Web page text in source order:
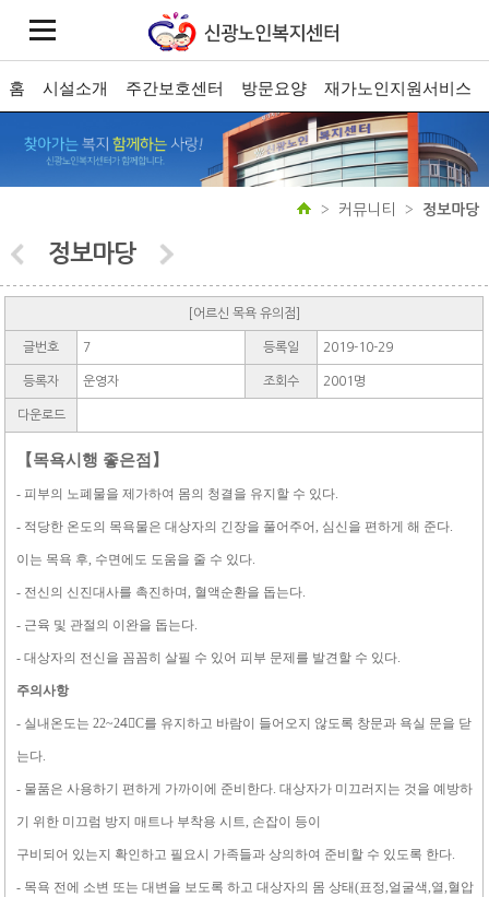
홈 시설소개 주간보호센터 방문요양 재가노인지원서비스
커뮤니티 정보마당
정보마당
[어르신 목욕 유의점]
글번호 7 등록일 2019-10-29
등록자 운영자 조회수 2001명
다운로드
【목욕시행 좋은점】
- 피부의 노폐물을 제가하여 몸의 청결을 유지할 수 있다.
- 적당한 온도의 목욕물은 대상자의 긴장을 풀어주어, 심신을 편하게 해 준다.
이는 목욕 후, 수면에도 도움을 줄 수 있다.
- 전신의 신진대사를 촉진하며, 혈액순환을 돕는다.
- 근육 및 관절의 이완을 돕는다.
- 대상자의 전신을 꼼꼼히 살필 수 있어 피부 문제를 발견할 수 있다.
주의사항
- 실내온도는 22~24〬C를 유지하고 바람이 들어오지 않도록 창문과 욕실 문을 닫
는다.
- 물품은 사용하기 편하게 가까이에 준비한다. 대상자가 미끄러지는 것을 예방하
기 위한 미끄럼 방지 매트나 부착용 시트, 손잡이 등이
구비되어 있는지 확인하고 필요시 가족들과 상의하여 준비할 수 있도록 한다.
- 목욕 전에 소변 또는 대변을 보도록 하고 대상자의 몸 상태(표정,얼굴색,열,혈압